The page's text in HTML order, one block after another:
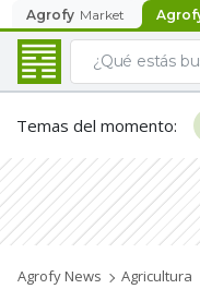
Agrofy Market
Temas del momento:
Agrofy News Agricultura